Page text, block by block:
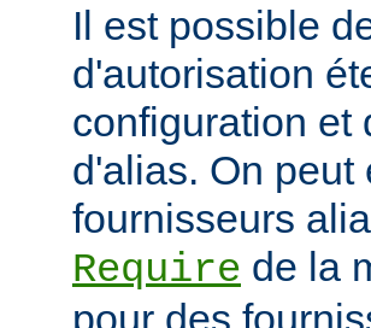
Il est possible
d'autorisation
configuration et
d'alias. On peut
fournisseurs
Require de la
pour des